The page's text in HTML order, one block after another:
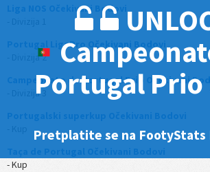
Portugal Prio
Pretplatite se na FootyStats
Liga NOS Očekivani Bodovi
Portugal LigaPro Očekivani Bodovi
- Divizija 2
Campeonato de Portugal Prio Očekivani
- Divizija 3
Portugalski superkup Očekivani Bodovi
Taça de Portugal Očekivani Bodovi
- Kup